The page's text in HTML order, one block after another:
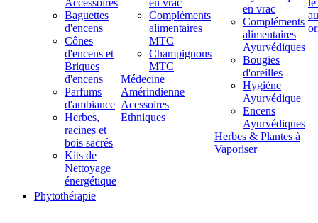
Accessoires
Baguettes
d'encens
Cônes
d'encens et
Briques
d'encens
Parfums
d'ambiance
Herbes,
racines et
bois sacrés
Kits de
Nettoyage
énergétique
en vrac
Compléments
alimentaires
MTC
Champignons
MTC
Médecine
Amérindienne
Acessoires
Ethniques
en vrac
Compléments
alimentaires
Ayurvédiques
Bougies
d'oreilles
Hygiène
Ayurvédique
Encens
Ayurvédiques
Herbes & Plantes à
Vaporiser
Phytothérapie